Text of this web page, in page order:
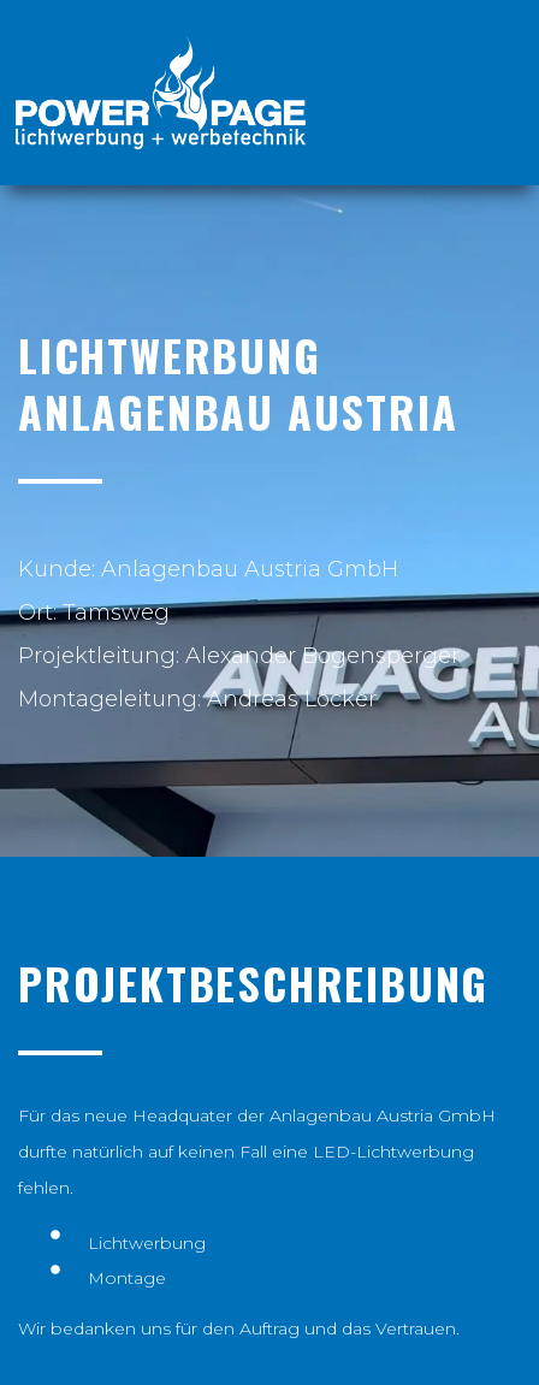
LICHTWERBUNG
ANLAGENBAU AUSTRIA
Kunde: Anlagenbau Austria GmbH
Ort: Tamsweg
Projektleitung: Alexander Bogensperger
Montageleitung: Andreas Löcker
PROJEKTBESCHREIBUNG
Für das neue Headquater der Anlagenbau Austria GmbH
durfte natürlich auf keinen Fall eine LED-Lichtwerbung
fehlen.
Lichtwerbung
Montage
Wir bedanken uns für den Auftrag und das Vertrauen.